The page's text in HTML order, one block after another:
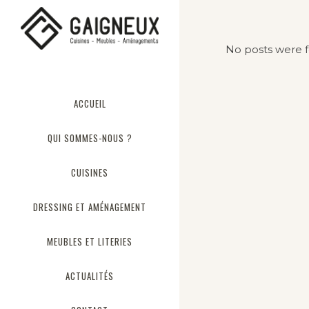
ACCUEIL
QUI SOMMES-NOUS ?
CUISINES
DRESSING ET AMÉNAGEMENT
MEUBLES ET LITERIES
ACTUALITÉS
No posts were